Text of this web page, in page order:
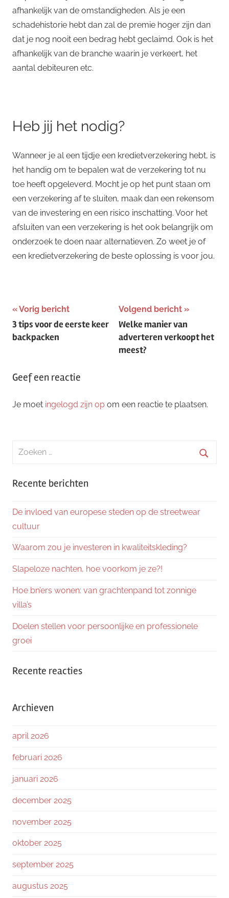
afhankelijk van de omstandigheden. Als je een
schadehistorie hebt dan zal de premie hoger zijn dan
dat je nog nooit een bedrag hebt geclaimd. Ook is het
afhankelijk van de branche waarin je verkeert, het
aantal debiteuren etc.
Heb jij het nodig?
Wanneer je al een tijdje een kredietverzekering hebt, is
het handig om te bepalen wat de verzekering tot nu
toe heeft opgeleverd. Mocht je op het punt staan om
een verzekering af te sluiten, maak dan een rekensom
van de investering en een risico inschatting. Voor het
afsluiten van een verzekering is het ook belangrijk om
onderzoek te doen naar alternatieven. Zo weet je of
een kredietverzekering de beste oplossing is voor jou.
Bericht
navigatie
Vorig bericht
3 tips voor de eerste keer
backpacken
Volgend bericht
Welke manier van
adverteren verkoopt het
meest?
Geef een reactie
Je moet ingelogd zijn op om een reactie te plaatsen.
Zoeken
Recente berichten
De invloed van europese steden op de streetwear
cultuur
Waarom zou je investeren in kwaliteitskleding?
Slapeloze nachten, hoe voorkom je ze?!
Hoe bn’ers wonen: van grachtenpand tot zonnige
villa’s
Doelen stellen voor persoonlijke en professionele
groei
Recente reacties
Archieven
april 2026
februari 2026
januari 2026
december 2025
november 2025
oktober 2025
september 2025
augustus 2025